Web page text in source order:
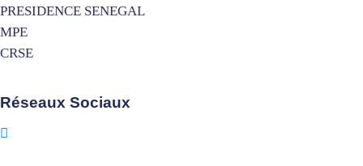
PRESIDENCE SENEGAL
MPE
CRSE
Réseaux Sociaux